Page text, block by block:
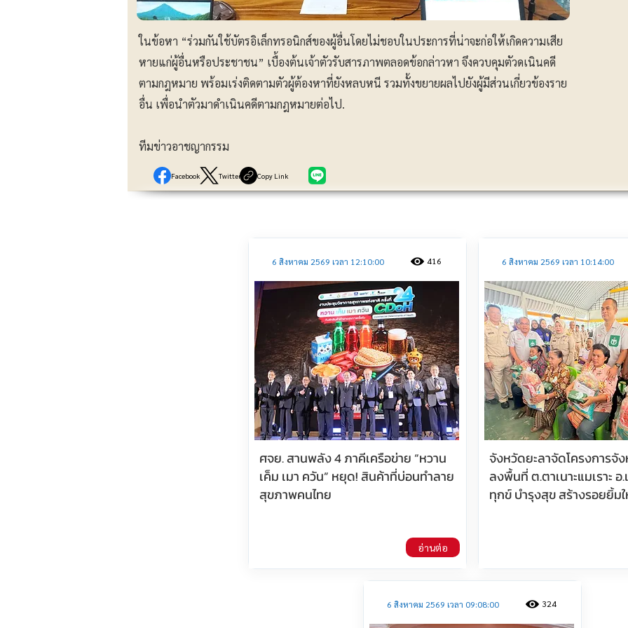
ในข้อหา “ร่วมกันใช้บัตรอิเล็กทรอนิกส์ของผู้อื่นโดยไม่ชอบในประการที่น่าจะก่อให้เกิดความเสีย
หายแก่ผู้อื่นหรือประชาชน” เบื้องต้นเจ้าตัวรับสารภาพตลอดข้อกล่าวหา จึงควบคุมตัวดเนินคดี
ตามกฎหมาย พร้อมเร่งติดตามตัวผู้ต้องหาที่ยังหลบหนี รวมทั้งขยายผลไปยังผู้มีส่วนเกี่ยวข้องราย
อื่น เพื่อนำตัวมาดำเนินคดีตามกฎหมายต่อไป.
ทีมข่าวอาชญากรรม
Facebook Twitter Copy Link
ประชาสัมพันธ์
6 สิงหาคม 2569 เวลา 12:10:00
ศจย. สานพลัง 4 ภาคีเครือข่าย “หวาน
เค็ม เมา ควัน” หยุด! สินค้าที่บ่อนทำลาย
สุขภาพคนไทย
416
อ่านต่อ
6 สิงหาคม 2569 เวลา 10:14:00
จังหวัดยะลาจัดโครงการจั
ลงพื้นที่ ต.ตาเนาะแมเราะ
ทุกข์ บำรุงสุข สร้างรอยยิ้ม
6 สิงหาคม 2569 เวลา 09:08:00 324